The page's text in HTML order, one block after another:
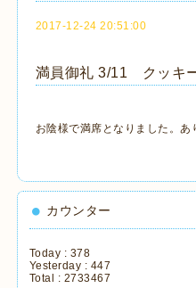
2017-12-24 20:51:00
満員御礼 3/11 クッキ
お陰様で満席となりました。あ
カウンター
Today : 378
Yesterday : 447
Total : 2733467